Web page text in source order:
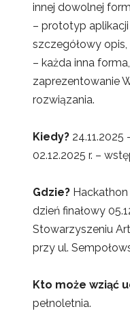
innej dowolnej
– prototyp
szczegółowy opis,
– każda inna
zaprezentowanie
rozwiązania.
Kiedy? 24.11.2025
02.12.2025 r. –
Gdzie?
dzień finałowy
Stowarzyszeniu
przy ul.
Kto może wziąć
pełnoletnia.